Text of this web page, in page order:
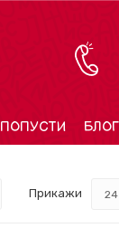
ПОПУСТИ БЛОГ
Прикажи